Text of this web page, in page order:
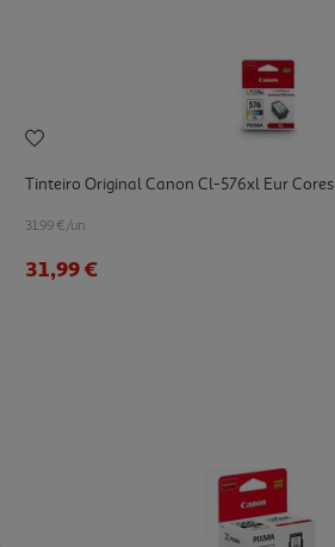
Tinteiro Original Canon Cl-576xl Eur Cores
31.99 €/un
31,99 €